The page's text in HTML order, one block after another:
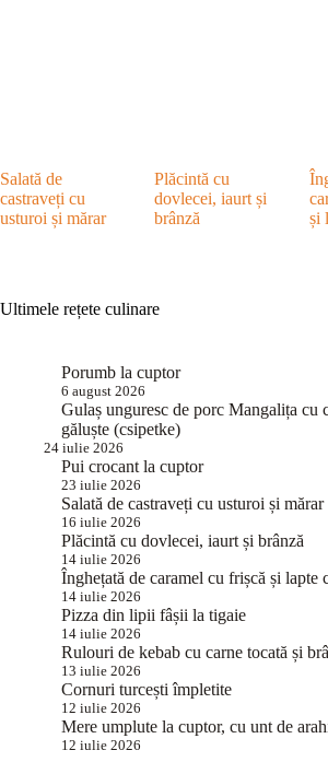
Salată de
castraveți cu
usturoi și mărar
Plăcintă cu
dovlecei, iaurt și
brânză
și
Ultimele rețete culinare
Porumb la cuptor
6 august 2026
Gulaș unguresc de porc Mangalița cu
găluște (csipetke)
24 iulie 2026
Pui crocant la cuptor
23 iulie 2026
Salată de castraveți cu usturoi și mărar
16 iulie 2026
Plăcintă cu dovlecei, iaurt și brânză
14 iulie 2026
Înghețată de caramel cu frișcă și lapte
14 iulie 2026
Pizza din lipii fâșii la tigaie
14 iulie 2026
Rulouri de kebab cu carne tocată și
13 iulie 2026
Cornuri turcești împletite
12 iulie 2026
Mere umplute la cuptor, cu unt de
12 iulie 2026